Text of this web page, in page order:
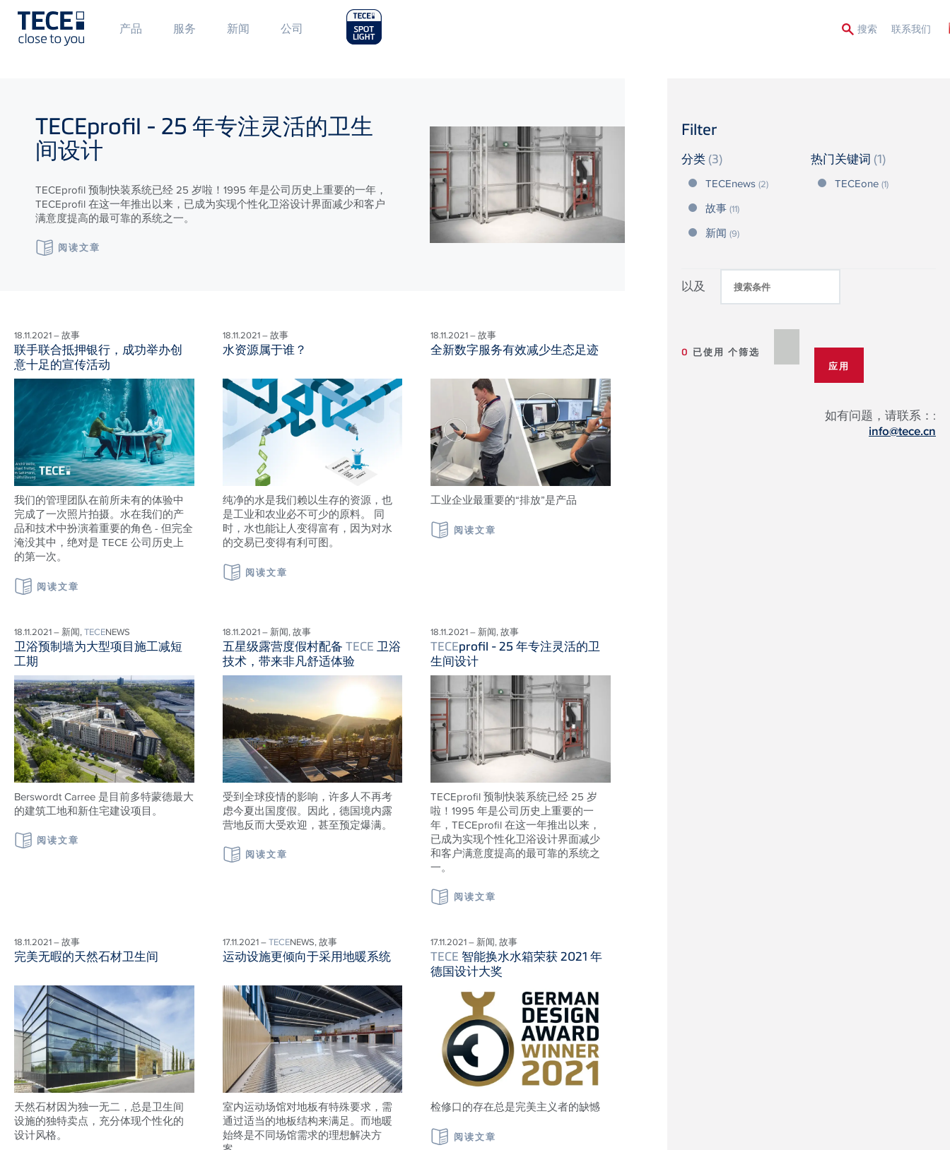
Main
Menü
产品 服务 新闻 Main
Menu
公司 搜索 联系我们
Filter
分类 (3)
TECEnews (2)
故事 (11)
新闻 (9)
热门关键词 (1)
TECEone (1)
以及
0 已使用 个筛选
如有问题，请联系：:
info@tece.cn
TECEprofil - 25 年专注灵活的卫生
间设计
TECEprofil 预制快装系统已经 25 岁啦！1995 年是公司历史上重要的一年，
TECEprofil 在这一年推出以来，已成为实现个性化卫浴设计界面减少和客户
满意度提高的最可靠的系统之一。
阅读文章
18.11.2021 – 故事
联手联合抵押银行，成功举办创
意十足的宣传活动
我们的管理团队在前所未有的体验中
完成了一次照片拍摄。水在我们的产
品和技术中扮演着重要的角色 - 但完全
淹没其中，绝对是 TECE 公司历史上
的第一次。
阅读文章
18.11.2021 – 故事
水资源属于谁？
纯净的水是我们赖以生存的资源，也
是工业和农业必不可少的原料。 同
时，水也能让人变得富有，因为对水
的交易已变得有利可图。
阅读文章
18.11.2021 – 故事
全新数字服务有效减少生态足迹
工业企业最重要的“排放”是产品
阅读文章
18.11.2021 – 新闻,TECENEWS
卫浴预制墙为大型项目施工减短
工期
Berswordt Carree 是目前多特蒙德最大
的建筑工地和新住宅建设项目。
阅读文章
18.11.2021 – 新闻, 故事
五星级露营度假村配备 TECE 卫浴
技术，带来非凡舒适体验
受到全球疫情的影响，许多人不再考
虑今夏出国度假。因此，德国境内露
营地反而大受欢迎，甚至预定爆满。
阅读文章
18.11.2021 – 新闻, 故事
TECEprofil - 25 年专注灵活的卫
生间设计
TECEprofil 预制快装系统已经 25 岁
啦！1995 年是公司历史上重要的一
年，TECEprofil 在这一年推出以来，
已成为实现个性化卫浴设计界面减少
和客户满意度提高的最可靠的系统之
一。
阅读文章
18.11.2021 – 故事
完美无暇的天然石材卫生间
天然石材因为独一无二，总是卫生间
设施的独特卖点，充分体现个性化的
设计风格。
17.11.2021 –TECENEWS, 故事
运动设施更倾向于采用地暖系统
室内运动场馆对地板有特殊要求，需
通过适当的地板结构来满足。而地暖
始终是不同场馆需求的理想解决方
17.11.2021 – 新闻, 故事
TECE 智能换水水箱荣获 2021 年
德国设计大奖
检修口的存在总是完美主义者的缺憾
阅读文章